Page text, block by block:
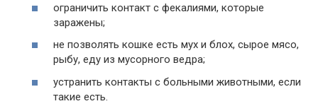
ограничить контакт с фекалиями, которые
заражены;
не позволять кошке есть мух и блох, сырое мясо,
рыбу, еду из мусорного ведра;
устранить контакты с больными животными, если
такие есть.